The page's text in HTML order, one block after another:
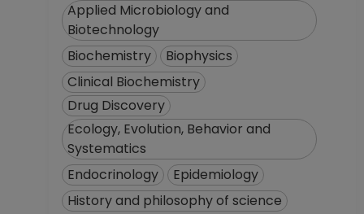
Applied Microbiology and
Biotechnology
Biochemistry
Biophysics
Clinical Biochemistry
Drug Discovery
Ecology, Evolution, Behavior and
Systematics
Endocrinology
Epidemiology
History and philosophy of science